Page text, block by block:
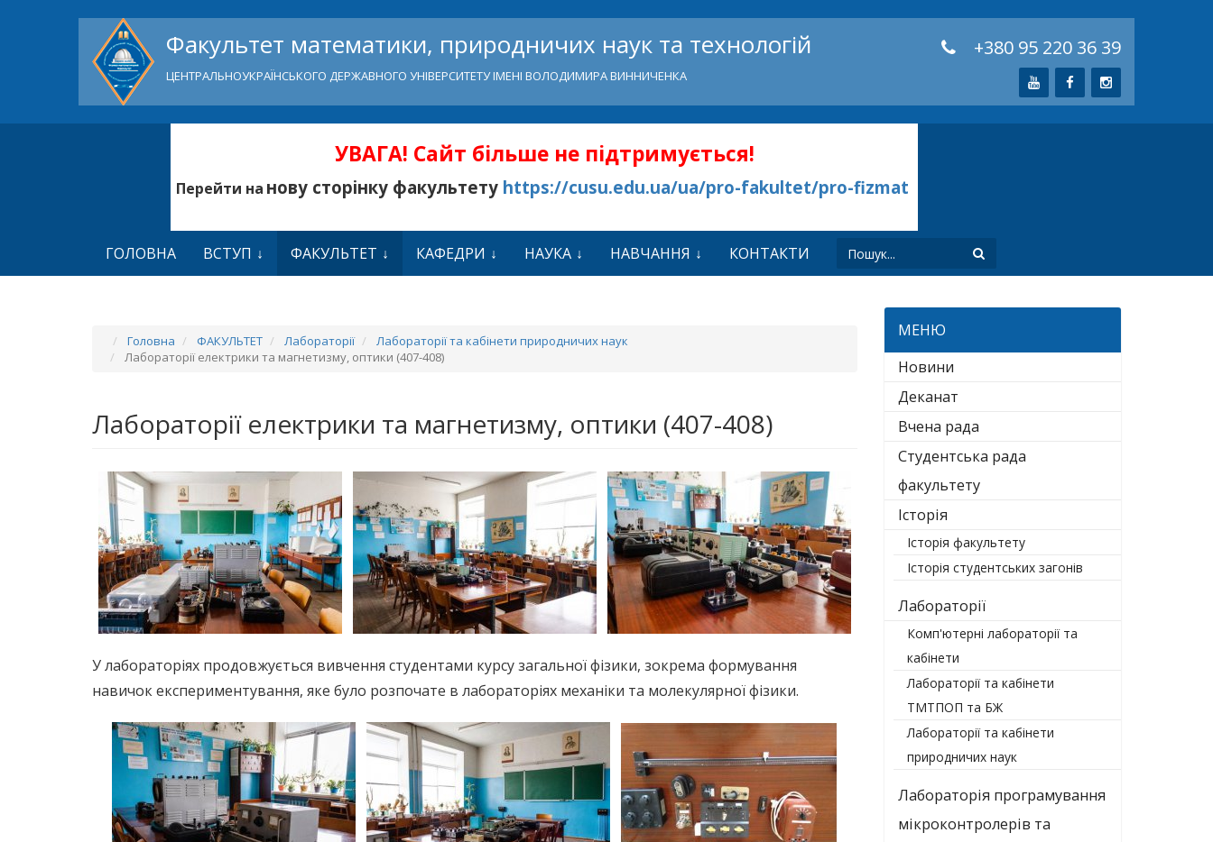
Факультет математики, природничих наук та технологій
ЦЕНТРАЛЬНОУКРАЇНСЬКОГО ДЕРЖАВНОГО УНІВЕРСИТЕТУ ІМЕНІ ВОЛОДИМИРА ВИННИЧЕНКА
+380 95 220 36 39
УВАГА! Сайт більше не підтримується!
Перейти на нову сторінку факультету https://cusu.edu.ua/ua/pro-fakultet/pro-fizmat
ГОЛОВНА ВСТУП ФАКУЛЬТЕТ КАФЕДРИ НАУКА НАВЧАННЯ КОНТАКТИ
Головна ФАКУЛЬТЕТ Лабораторії
Лабораторії та кабінети природничих наук
Лабораторії електрики та магнетизму, оптики (407-408)
Лабораторії електрики та магнетизму, оптики (407-408)
У лабораторіях продовжується вивчення студентами курсу загальної фізики, зокрема формування
навичок експериментування, яке було розпочате в лабораторіях механіки та молекулярної фізики.
МЕНЮ
Новини
Деканат
Вчена рада
Студентська рада
факультету
Історія
Історія факультету
Історія студентських загонів
Лабораторії
Комп'ютерні лабораторії та
кабінети
Лабораторії та кабінети
ТМТПОП та БЖ
Лабораторії та кабінети
природничих наук
Лабораторія програмування
мікроконтролерів та